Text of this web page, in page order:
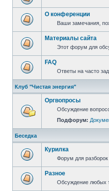
О конференции
Ваши замечания,
Материалы сайта
Этот форум для
FAQ
Ответы на часто
Клуб "Чистая энергия"
Оргвопросы
Обсуждение
Подфорум:
Беседка
Курилка
Форум для
Разное
Обсуждение любых